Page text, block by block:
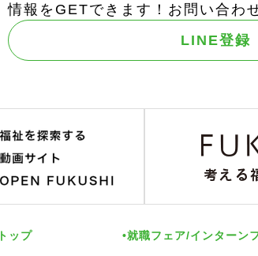
情報をGETできます！お問い合わ
LINE登録
トップ 就職フェア/インターン